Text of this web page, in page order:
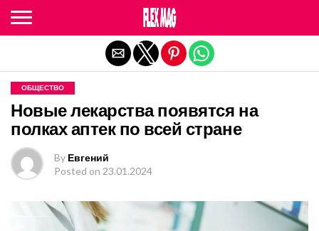
ОБЩЕСТВО
Новые лекарства появятся на
полках аптек по всей стране
By Евгений
Posted on 23.01.2024
Exit mobile version